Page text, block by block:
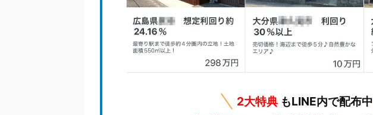
2大特典もLINE内で配布中